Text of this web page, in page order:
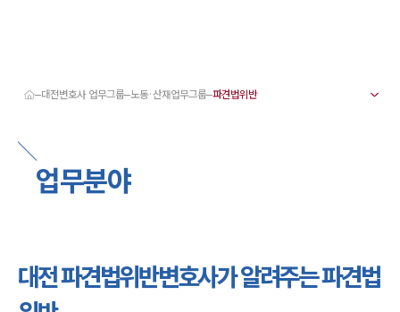
서울·대전변호사
대전형사전문변호사
대전이혼전문변호사
대전학교폭력변호사
대전변호사 주요 업무사례
대전 분사무소 오시는 길
대전변호사상담 상담접수
대전변호사 업무그룹 노동·산재업무그룹
업무분야
대전 파견법위반변호사가 알려주는 파견법